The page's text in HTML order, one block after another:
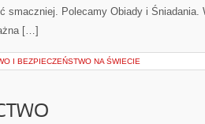
smaczniej. Polecamy Obiady i
[…]
I BEZPIECZEŃSTWO NA ŚWIECIE